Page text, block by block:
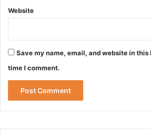
Website
Save my name, email, and website in
time I comment.